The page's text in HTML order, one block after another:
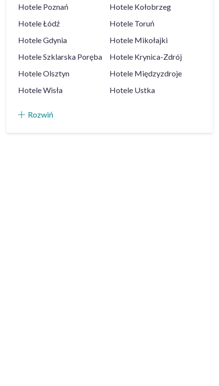
Hotele Poznań Hotele Kołobrzeg
HoteleŁódź Hotele Toruń
HoteleGdynia Hotele Mikołajki
HoteleSzklarska Poręba Hotele Krynica-Zdrój
HoteleOlsztyn Hotele Międzyzdroje
HoteleWisła Hotele Ustka
Rozwiń